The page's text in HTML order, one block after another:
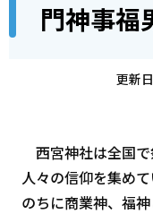
頭
門神事福
更新
西宮神社は全国で
人々の信仰を集め
のちに商業神、福